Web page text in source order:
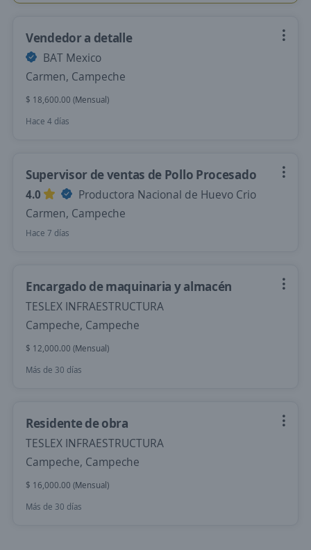
Vendedor a detalle
BAT Mexico
Carmen, Campeche
$ 18,600.00 (Mensual)
Hace 4 días
Supervisor de ventas de Pollo Procesado
4.0
Productora Nacional de Huevo Crio
Carmen, Campeche
Hace 7 días
Encargado de maquinaria y almacén
TESLEX INFRAESTRUCTURA
Campeche, Campeche
$ 12,000.00 (Mensual)
Más de 30 días
Residente de obra
TESLEX INFRAESTRUCTURA
Campeche, Campeche
$ 16,000.00 (Mensual)
Más de 30 días